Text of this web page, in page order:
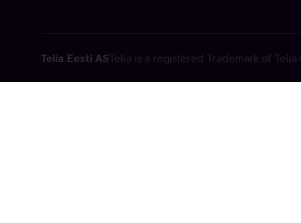
Telia Eesti ASTelia is a registered Trademark of Telia